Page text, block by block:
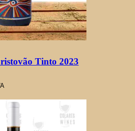
Tinto 2023